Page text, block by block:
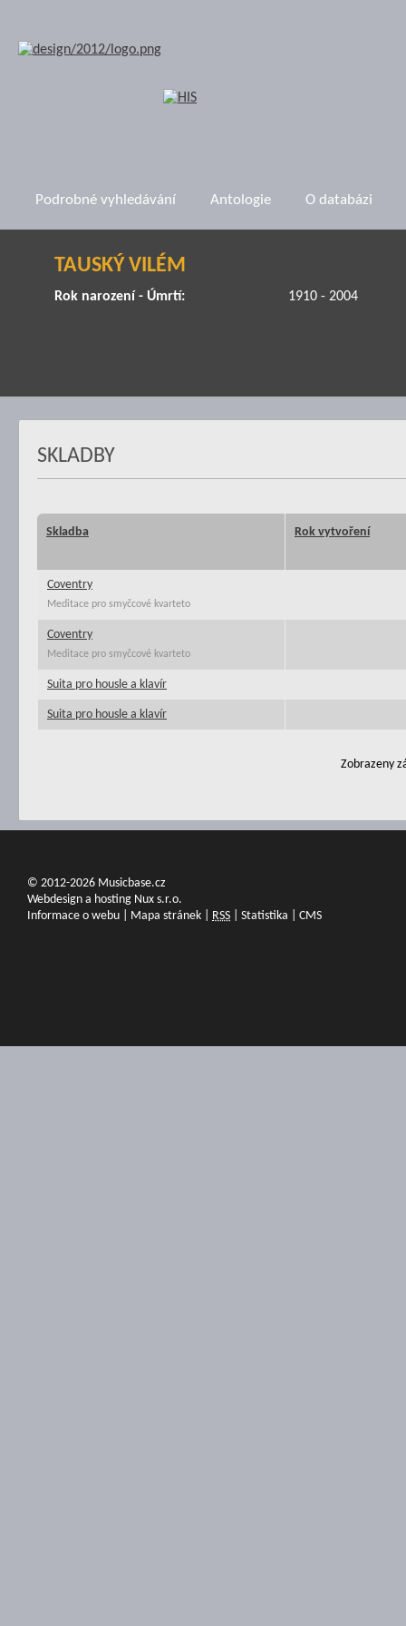
Podrobné vyhledávání Antologie O databázi
TAUSKÝ VILÉM
Rok narození - Úmrtí: 1910 - 2004
SKLADBY
Skladba Rok vytvoření
Coventry
Meditace pro smyčcové kvarteto
Coventry
Meditace pro smyčcové kvarteto
Suita pro housle a klavír
Suita pro housle a klavír
Zobrazeny
© 2012-2026 Musicbase.cz
Webdesign a hosting Nux s.r.o.
Informace o webu
Mapa stránek RSS Statistika CMS